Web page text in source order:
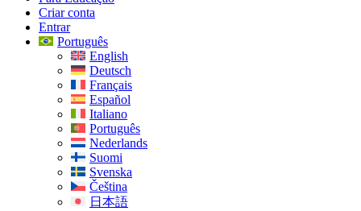
Criar conta
Entrar
Português
English
Deutsch
Français
Español
Italiano
Português
Nederlands
Suomi
Svenska
Čeština
日本語